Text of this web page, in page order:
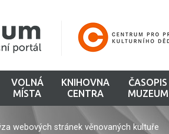
VOLNÁ
MÍSTA
KNIHOVNA
CENTRA
ČASOPIS
MUZEUM
webových stránek věnovaných kultuře